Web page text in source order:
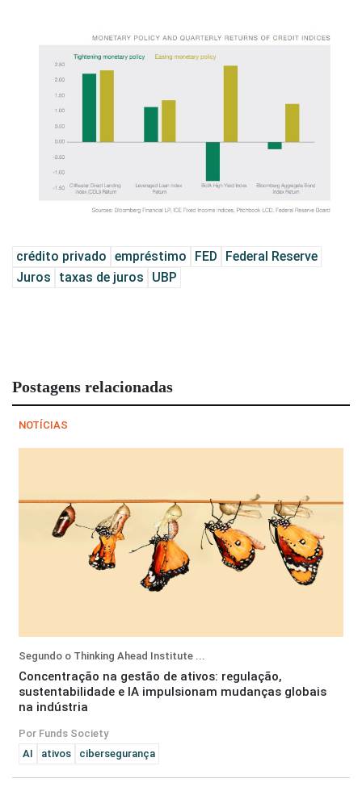
crédito privado empréstimo FED
Federal Reserve
Juros
taxas de juros UBP
Postagens relacionadas
NOTÍCIAS
Segundo o Thinking Ahead Institute ...
Concentração na gestão de ativos: regulação,
sustentabilidade e IA impulsionam mudanças globais
na indústria
Por Funds Society
AI
ativos cibersegurança